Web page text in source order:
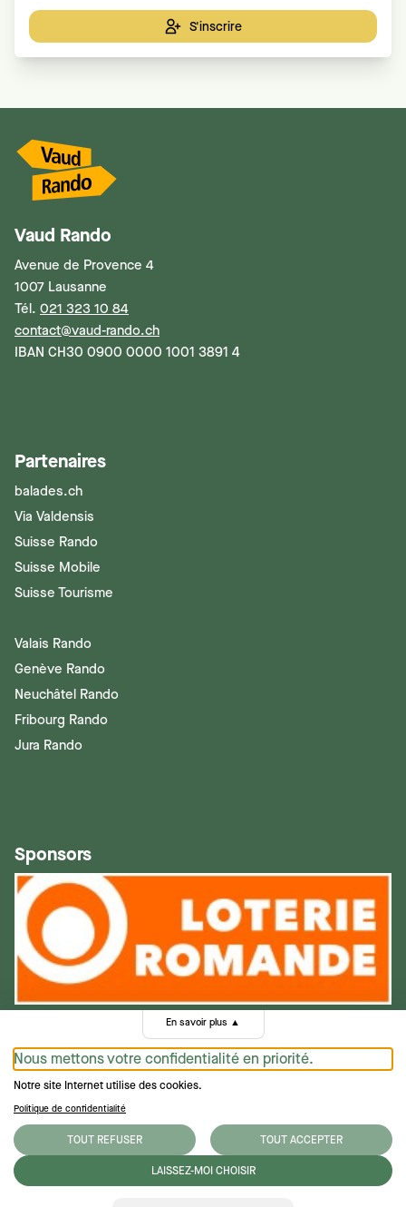
S'inscrire
Vaud Rando
Avenue de Provence 4
1007 Lausanne
Tél. 021 323 10 84
contact@vaud-rando.ch
IBAN CH30 0900 0000 1001 3891 4
Partenaires
balades.ch
Via Valdensis
Suisse Rando
Suisse Mobile
Suisse Tourisme
Valais Rando
Genève Rando
Neuchâtel Rando
Fribourg Rando
Jura Rando
Sponsors
Politique de confidentialité
Conditions générales
En savoir plus ▲
Nous mettons votre confidentialité en priorité.
Notre site Internet utilise des cookies.
Politique de confidentialité
TOUT REFUSER TOUT ACCEPTER
LAISSEZ-MOI CHOISIR